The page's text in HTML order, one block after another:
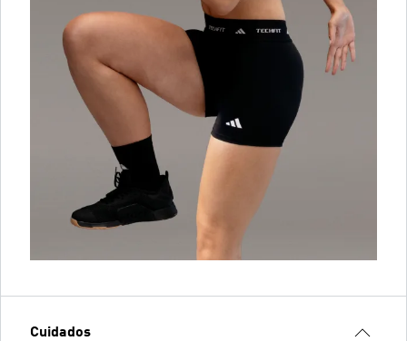
Cuidados